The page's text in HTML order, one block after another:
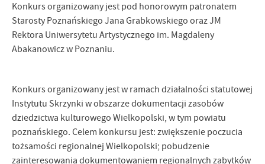
Konkurs organizowany jest pod honorowym patronatem
Starosty Poznańskiego Jana Grabkowskiego oraz JM
Rektora Uniwersytetu Artystycznego im. Magdaleny
Abakanowicz w Poznaniu.
Konkurs organizowany jest w ramach działalności statutowej
Instytutu Skrzynki w obszarze dokumentacji zasobów
dziedzictwa kulturowego Wielkopolski, w tym powiatu
poznańskiego. Celem konkursu jest: zwiększenie poczucia
tożsamości regionalnej Wielkopolski; pobudzenie
zainteresowania dokumentowaniem regionalnych zabytków